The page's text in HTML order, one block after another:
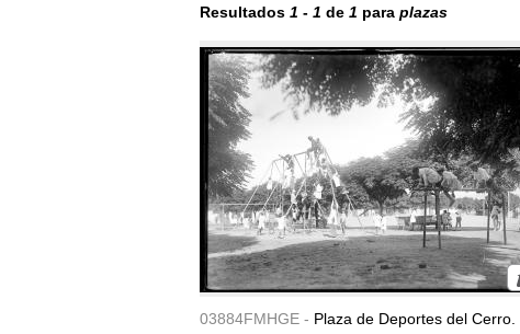
Resultados 1 - 1 de 1 para plazas
03884FMHGE - Plaza de Deportes del Cerro.